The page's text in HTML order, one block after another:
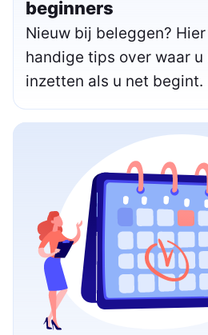
beginners
Nieuw bij beleggen?
handige tips over waar
inzetten als u net begint.